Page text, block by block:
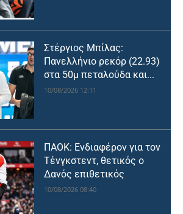
Στέργιος Μπίλας:
Πανελλήνιο ρεκόρ (22.93)
στα 50μ πεταλούδα και...
10/08/2026 12:11
ΠΑΟΚ: Ενδιαφέρον για τον
Τένγκστεντ, θετικός ο
Δανός επιθετικός
10/08/2026 08:40